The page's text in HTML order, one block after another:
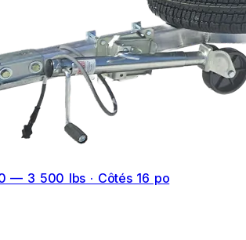
— 3 500 lbs · Côtés 16 po